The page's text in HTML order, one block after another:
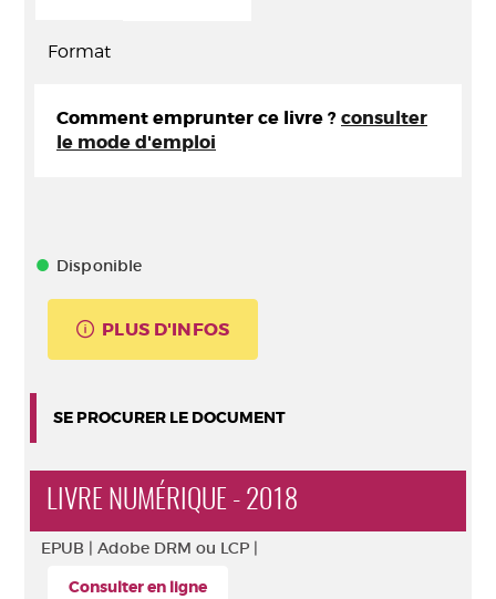
Format
Comment emprunter ce livre ? consulter
le mode d'emploi
Disponible
PLUS D'INFOS
SE PROCURER LE DOCUMENT
LIVRE NUMÉRIQUE - 2018
EPUB | Adobe DRM ou LCP |
Consulter en ligne